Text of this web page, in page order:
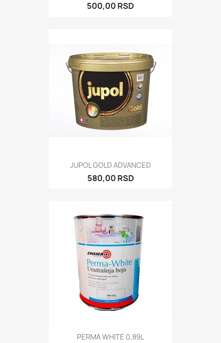
500,00 RSD
JUPOL GOLD ADVANCED
580,00 RSD
PERMA WHITE 0,89L